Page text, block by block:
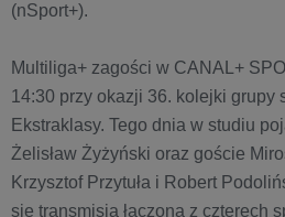
(nSport+).
Multiliga+ zagości w CANAL+
14:30 przy okazji 36. kolejki grupy
Ekstraklasy. Tego dnia w studiu
Żelisław Żyżyński oraz goście
Krzysztof Przytuła i Robert
się transmisja łączona z czterech